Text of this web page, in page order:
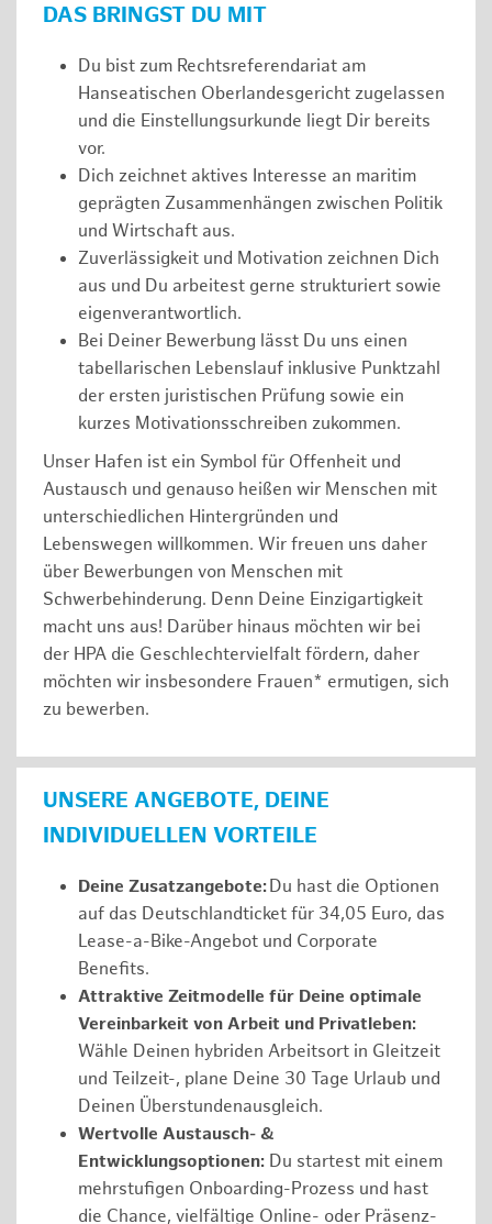
DAS BRINGST DU MIT
Du bist zum Rechtsreferendariat am
Hanseatischen Oberlandesgericht zugelassen
und die Einstellungsurkunde liegt Dir bereits
vor.
Dich zeichnet aktives Interesse an maritim
geprägten Zusammenhängen zwischen Politik
und Wirtschaft aus.
Zuverlässigkeit und Motivation zeichnen Dich
aus und Du arbeitest gerne strukturiert sowie
eigenverantwortlich.
Bei Deiner Bewerbung lässt Du uns einen
tabellarischen Lebenslauf inklusive Punktzahl
der ersten juristischen Prüfung sowie ein
kurzes Motivationsschreiben zukommen.
Unser Hafen ist ein Symbol für Offenheit und
Austausch und genauso heißen wir Menschen mit
unterschiedlichen Hintergründen und
Lebenswegen willkommen. Wir freuen uns daher
über Bewerbungen von Menschen mit
Schwerbehinderung. Denn Deine Einzigartigkeit
macht uns aus! Darüber hinaus möchten wir bei
der HPA die Geschlechtervielfalt fördern, daher
möchten wir insbesondere Frauen* ermutigen, sich
zu bewerben.
UNSERE ANGEBOTE, DEINE
INDIVIDUELLEN VORTEILE
Deine Zusatzangebote: Du hast die Optionen
auf das Deutschlandticket für 34,05 Euro, das
Lease-a-Bike-Angebot und Corporate
Benefits.
Attraktive Zeitmodelle für Deine optimale
Vereinbarkeit von Arbeit und Privatleben:
Wähle Deinen hybriden Arbeitsort in Gleitzeit
und Teilzeit-, plane Deine 30 Tage Urlaub und
Deinen Überstundenausgleich.
Wertvolle Austausch- &
Entwicklungsoptionen: Du startest mit einem
mehrstufigen Onboarding-Prozess und hast
die Chance, vielfältige Online- oder Präsenz-